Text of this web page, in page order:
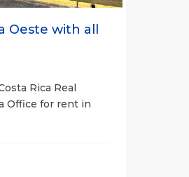
Oeste with all
Rica Real
Office for rent in